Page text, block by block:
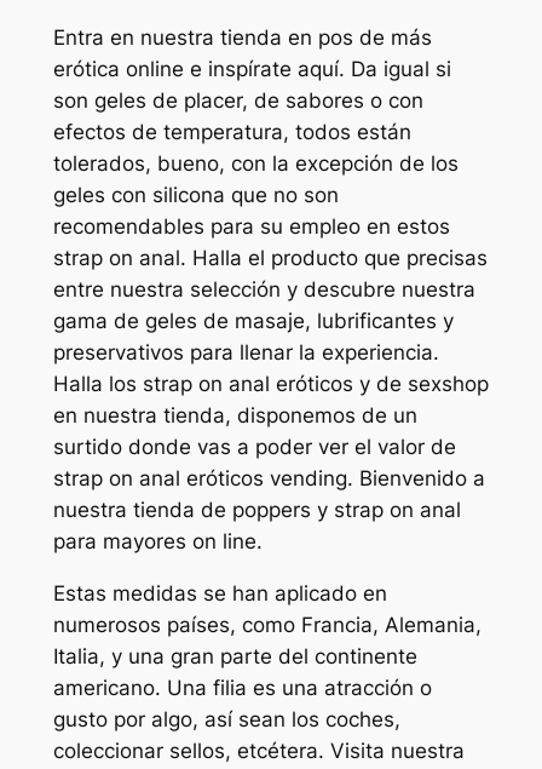
Entra en nuestra tienda en pos de más
erótica online e inspírate aquí. Da igual si
son geles de placer, de sabores o con
efectos de temperatura, todos están
tolerados, bueno, con la excepción de los
geles con silicona que no son
recomendables para su empleo en estos
strap on anal. Halla el producto que precisas
entre nuestra selección y descubre nuestra
gama de geles de masaje, lubrificantes y
preservativos para llenar la experiencia.
Halla los strap on anal eróticos y de sexshop
en nuestra tienda, disponemos de un
surtido donde vas a poder ver el valor de
strap on anal eróticos vending. Bienvenido a
nuestra tienda de poppers y strap on anal
para mayores on line.
Estas medidas se han aplicado en
numerosos países, como Francia, Alemania,
Italia, y una gran parte del continente
americano. Una filia es una atracción o
gusto por algo, así sean los coches,
coleccionar sellos, etcétera. Visita nuestra